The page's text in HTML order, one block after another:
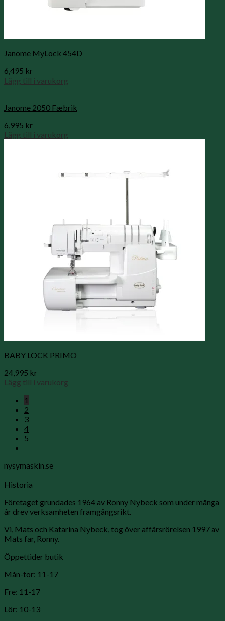
Janome MyLock 454D
6,495 kr
Lägg till i varukorg
Janome 2050 Fæbrik
6,995 kr
Lägg till i varukorg
BABY LOCK PRIMO
24,995 kr
Lägg till i varukorg
1
2
3
4
5
nysymaskin.se
Historia
Företaget grundades 1964 av Ronny Nybeck som under många
år drev verksamheten framgångsrikt.
Vi, Mats och Katarina Nybeck, tog över affärsrörelsen 1997 av
Mats far, Ronny.
Öppettider butik
Mån-tor: 11-17
Fre: 11-17
Lör: 10-13